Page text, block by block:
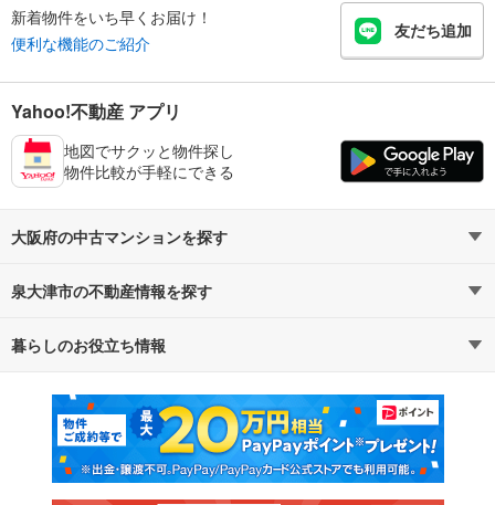
新着物件をいち早くお届け！
便利な機能のご紹介
友だち追加
Yahoo!不動産 アプリ
地図でサクッと物件探し
物件比較が手軽にできる
大阪府の中古マンションを探す
路線・駅から探す
通勤・通学時間から探す
泉大津市の不動産情報を探す
不動産・住宅
新築マンション 中古マンション
新築一戸建て 中古一戸建て
暮らしのお役立ち情報
マンションカタログ 教えて！住まいの先生